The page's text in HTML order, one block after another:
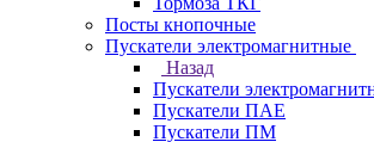
Посты кнопочные
Пускатели электромагнитные
Назад
Пускатели
Пускатели ПАЕ
Пускатели ПМ